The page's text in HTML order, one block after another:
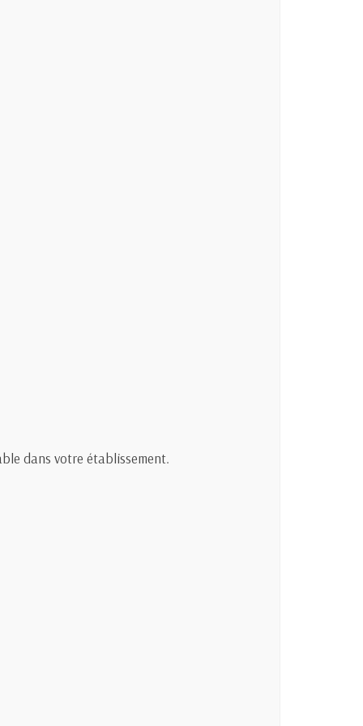
dans votre établissement.